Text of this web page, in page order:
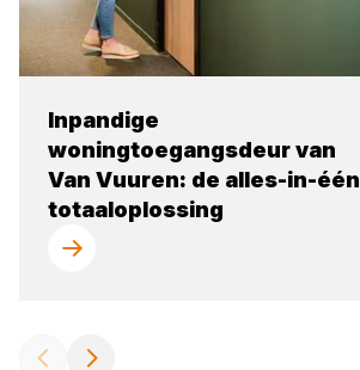
Inpandige
woningtoegangsdeur van
Van Vuuren: de alles-in-één
totaaloplossing